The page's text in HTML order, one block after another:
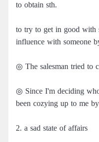
to obtain sth.
to try to get in good with
influence with someone
◎ The salesman tried to
◎ Since I'm deciding
been cozying up to me
2. a sad state of affairs